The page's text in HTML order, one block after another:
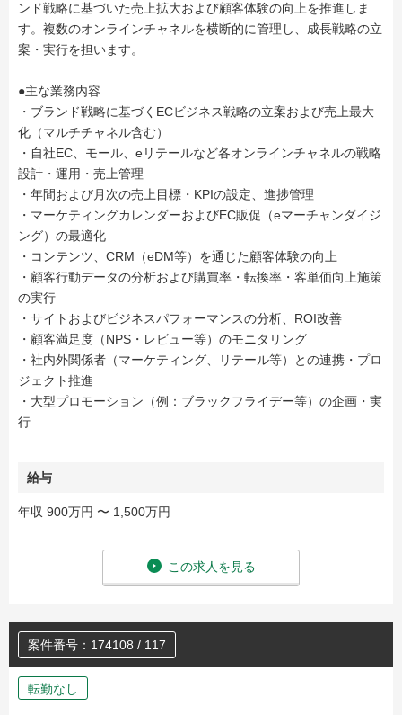
ンド戦略に基づいた売上拡大および顧客体験の向上を推進しま
す。複数のオンラインチャネルを横断的に管理し、成長戦略の立
案・実行を担います。
●主な業務内容
・ブランド戦略に基づくECビジネス戦略の立案および売上最大
化（マルチチャネル含む）
・自社EC、モール、eリテールなど各オンラインチャネルの戦略
設計・運用・売上管理
・年間および月次の売上目標・KPIの設定、進捗管理
・マーケティングカレンダーおよびEC販促（eマーチャンダイジ
ング）の最適化
・コンテンツ、CRM（eDM等）を通じた顧客体験の向上
・顧客行動データの分析および購買率・転換率・客単価向上施策
の実行
・サイトおよびビジネスパフォーマンスの分析、ROI改善
・顧客満足度（NPS・レビュー等）のモニタリング
・社内外関係者（マーケティング、リテール等）との連携・プロ
ジェクト推進
・大型プロモーション（例：ブラックフライデー等）の企画・実
行
給与
年収 900万円 〜 1,500万円
この求人を見る
案件番号：174108 / 117
転勤なし